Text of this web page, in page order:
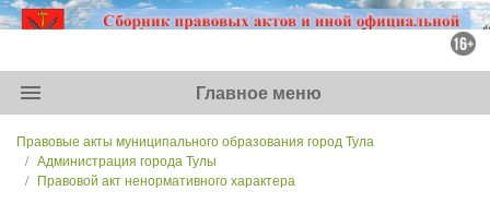
menu Главное меню
Правовые акты муниципального образования город Тула
Администрация города Тулы
Правовой акт ненормативного характера